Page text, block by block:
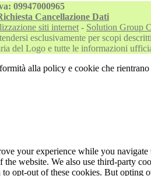
09947000965
Cancellazione Dati
siti internet - Solution Group
esclusivamente per scopi
del Logo e tutte le informazioni
alla policy e cookie che
your experience while you
website. We also use third-party
to opt-out of these cookies. But